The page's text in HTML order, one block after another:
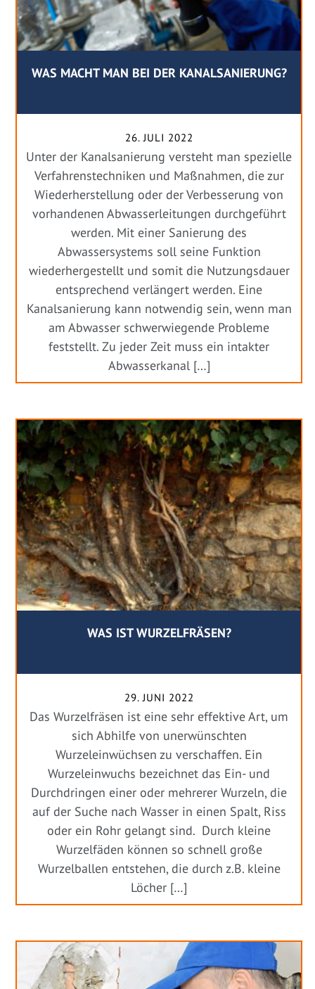
WAS MACHT MAN BEI DER KANALSANIERUNG?
26. JULI 2022
Unter der Kanalsanierung versteht man spezielle
Verfahrenstechniken und Maßnahmen, die zur
Wiederherstellung oder der Verbesserung von
vorhandenen Abwasserleitungen durchgeführt
werden. Mit einer Sanierung des
Abwassersystems soll seine Funktion
wiederhergestellt und somit die Nutzungsdauer
entsprechend verlängert werden. Eine
Kanalsanierung kann notwendig sein, wenn man
am Abwasser schwerwiegende Probleme
feststellt. Zu jeder Zeit muss ein intakter
Abwasserkanal […]
WAS IST WURZELFRÄSEN?
29. JUNI 2022
Das Wurzelfräsen ist eine sehr effektive Art, um
sich Abhilfe von unerwünschten
Wurzeleinwüchsen zu verschaffen. Ein
Wurzeleinwuchs bezeichnet das Ein- und
Durchdringen einer oder mehrerer Wurzeln, die
auf der Suche nach Wasser in einen Spalt, Riss
oder ein Rohr gelangt sind. Durch kleine
Wurzelfäden können so schnell große
Wurzelballen entstehen, die durch z.B. kleine
Löcher […]